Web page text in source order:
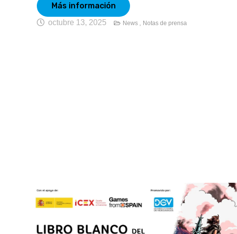
Más información
octubre 13, 2025 News , Notas de prensa